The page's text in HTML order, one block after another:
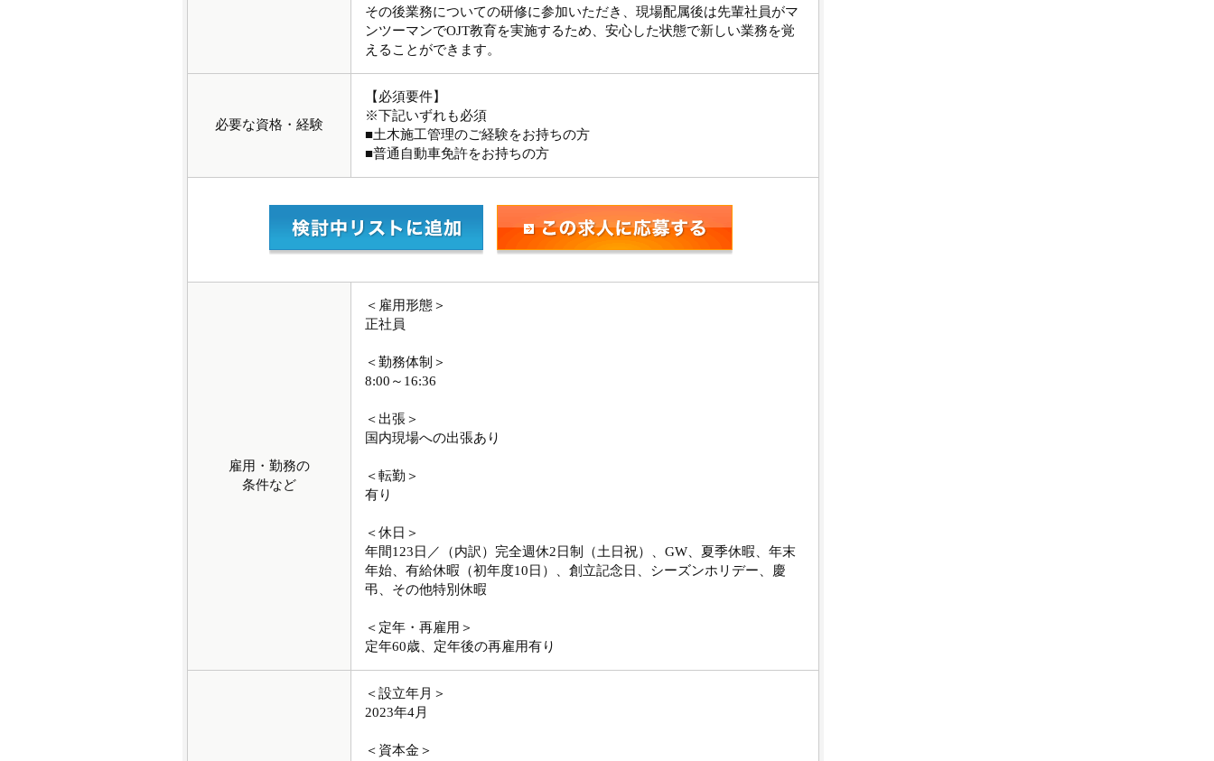
その後業務についての研修に参加いただき、現場配属後は先輩社員がマ
ンツーマンでOJT教育を実施するため、安心した状態で新しい業務を覚
えることができます。
必要な資格・経験
【必須要件】
※下記いずれも必須
■土木施工管理のご経験をお持ちの方
■普通自動車免許をお持ちの方
雇用・勤務の
条件など
＜雇用形態＞
正社員
＜勤務体制＞
8:00～16:36
＜出張＞
国内現場への出張あり
＜転勤＞
有り
＜休日＞
年間123日／（内訳）完全週休2日制（土日祝）、GW、夏季休暇、年末
年始、有給休暇（初年度10日）、創立記念日、シーズンホリデー、慶
弔、その他特別休暇
＜定年・再雇用＞
定年60歳、定年後の再雇用有り
＜設立年月＞
2023年4月
＜資本金＞